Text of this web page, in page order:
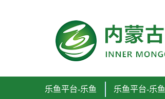
乐鱼平台-乐鱼 乐鱼平台-乐鱼